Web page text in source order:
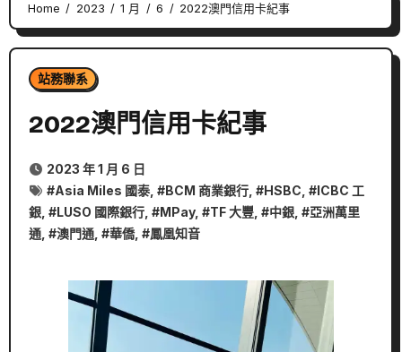
Home 2023 1 月 6 2022澳門信用卡紀事
站務聯系
2022澳門信用卡紀事
2023 年 1 月 6 日
#Asia Miles 國泰, #BCM 商業銀行, #HSBC , #ICBC 工
銀, #LUSO 國際銀行, #MPay, #TF 大豐, #中銀, #亞洲萬里
通, #澳門通, #華僑, #鳳凰知音